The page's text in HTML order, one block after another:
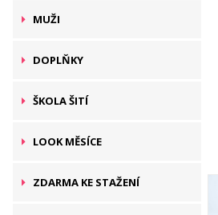
MUŽI
DOPLŇKY
ŠKOLA ŠITÍ
LOOK MĚSÍCE
ZDARMA KE STAŽENÍ